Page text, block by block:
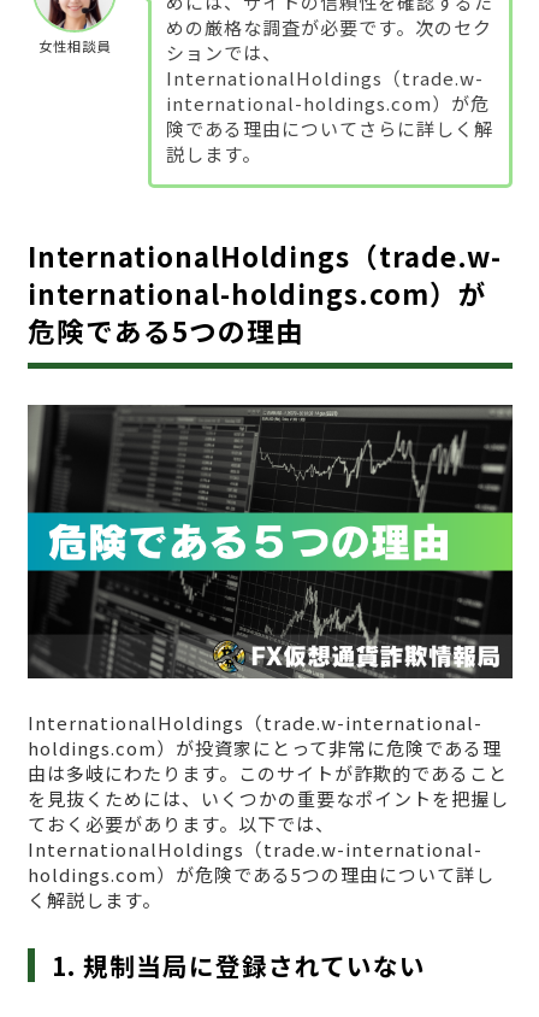
女性相談員
めの厳格な調査が必要です。次のセク
ションでは、
InternationalHoldings（trade.w-
international-holdings.com）が危
険である理由についてさらに詳しく解
説します。
InternationalHoldings（trade.w-
international-holdings.com）が
危険である5つの理由
InternationalHoldings（trade.w-international-
holdings.com）が投資家にとって非常に危険である理
由は多岐にわたります。このサイトが詐欺的であること
を見抜くためには、いくつかの重要なポイントを把握し
ておく必要があります。以下では、
InternationalHoldings（trade.w-international-
holdings.com）が危険である5つの理由について詳し
く解説します。
1. 規制当局に登録されていない